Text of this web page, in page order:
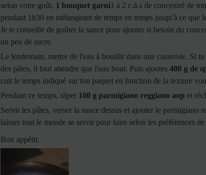
selon votre goût, 1 bouquet garni1 à 2 c.à.s de concentré de
pendant 1h30 en mélangeant de temps en temps jusqu'à ce que
Je te conseille de goûter la sauce pour ajouter si besoin du
un peu de sucre.
Le lendemain, mettre de l'eau à bouillir dans une casserole. Si
des pâtes, il faut attendre que l'eau bout. Puis ajoutes 400 g de
cuit le temps indiqué sur ton paquet en fonction de la texture
Pendant ce temps, râper 100 g parmigiano reggiano aop et
Servir les pâtes, verser la sauce dessus et ajouter le parmigiano
laisser tout le monde se servir pour faire selon les préférences
Bon appétit.